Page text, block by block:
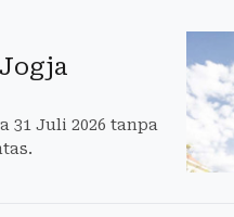
31 Juli 2026 tanpa